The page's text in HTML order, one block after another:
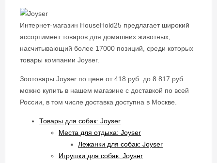
Интернет-магазин HouseHold25 предлагает широкий
ассортимент товаров для домашних животных,
насчитывающий более 17000 позиций, среди которых
товары компании Joyser.
Зоотовары Joyser по цене от 418 руб. до 8 817 руб.
можно купить в нашем магазине с доставкой по всей
России, в том числе доставка доступна в Москве.
Товары для собак: Joyser
Места для отдыха: Joyser
Лежанки для собак: Joyser
Игрушки для собак: Joyser